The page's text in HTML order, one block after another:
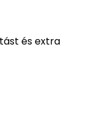
és extra